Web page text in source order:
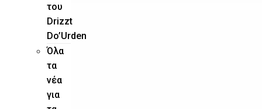
του
Drizzt
Do’Urden
Όλα
τα
νέα
για